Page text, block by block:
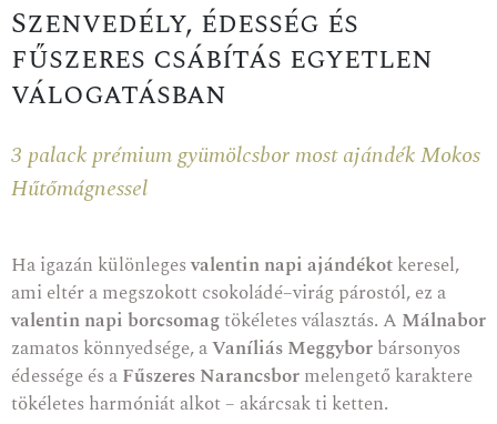
Szenvedély, édesség és
fűszeres csábítás egyetlen
válogatásban
3 palack prémium gyümölcsbor most ajándék Mokos
Hűtőmágnessel
Ha igazán különlegesvalentin napi ajándékotkeresel,
ami eltér a megszokott csokoládé–virág párostól, ez a
valentin napi borcsomagtökéletes választás. A Málnabor
zamatos könnyedsége, aVaníliás Meggyborbársonyos
édessége és aFűszeres Narancsbormelengető karaktere
tökéletes harmóniát alkot – akárcsak ti ketten.